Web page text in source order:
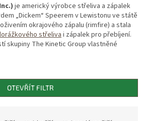
je americký výrobce střeliva a zápalek
„Dickem“ Speerem v Lewistonu ve státě
okrajového zápalu (rimfire) a stala
střeliva i zápalek pro přebíjení.
skupiny The Kinetic Group vlastněné
OTEVŘÍT FILTR